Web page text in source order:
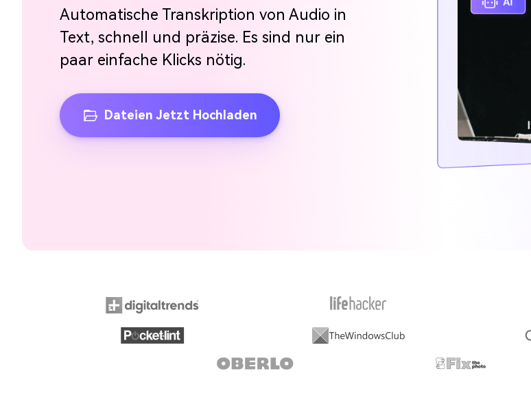
Automatische Transkription von Audio in
Text, schnell und präzise. Es sind nur ein
paar einfache Klicks nötig.
Dateien Jetzt Hochladen